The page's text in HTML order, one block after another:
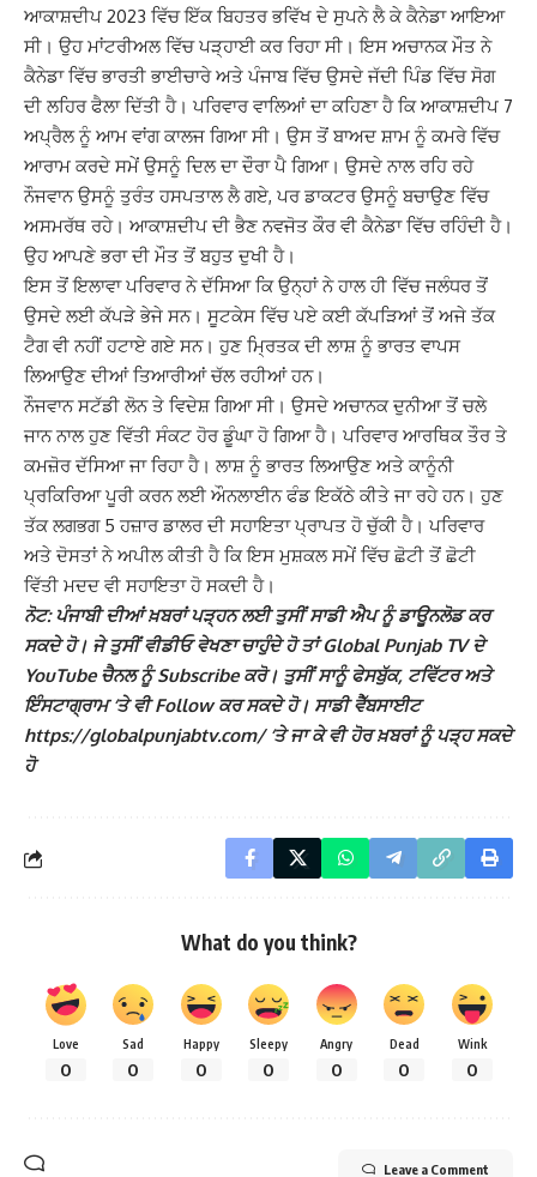
ਆਕਾਸ਼ਦੀਪ 2023 ਵਿੱਚ ਇੱਕ ਬਿਹਤਰ ਭਵਿੱਖ ਦੇ ਸੁਪਨੇ ਲੈ ਕੇ ਕੈਨੇਡਾ ਆਇਆ
ਸੀ। ਉਹ ਮਾਂਟਰੀਅਲ ਵਿੱਚ ਪੜ੍ਹਾਈ ਕਰ ਰਿਹਾ ਸੀ। ਇਸ ਅਚਾਨਕ ਮੌਤ ਨੇ
ਕੈਨੇਡਾ ਵਿੱਚ ਭਾਰਤੀ ਭਾਈਚਾਰੇ ਅਤੇ ਪੰਜਾਬ ਵਿੱਚ ਉਸਦੇ ਜੱਦੀ ਪਿੰਡ ਵਿੱਚ ਸੋਗ
ਦੀ ਲਹਿਰ ਫੈਲਾ ਦਿੱਤੀ ਹੈ। ਪਰਿਵਾਰ ਵਾਲਿਆਂ ਦਾ ਕਹਿਣਾ ਹੈ ਕਿ ਆਕਾਸ਼ਦੀਪ 7
ਅਪ੍ਰੈਲ ਨੂੰ ਆਮ ਵਾਂਗ ਕਾਲਜ ਗਿਆ ਸੀ। ਉਸ ਤੋਂ ਬਾਅਦ ਸ਼ਾਮ ਨੂੰ ਕਮਰੇ ਵਿੱਚ
ਆਰਾਮ ਕਰਦੇ ਸਮੇਂ ਉਸਨੂੰ ਦਿਲ ਦਾ ਦੌਰਾ ਪੈ ਗਿਆ। ਉਸਦੇ ਨਾਲ ਰਹਿ ਰਹੇ
ਨੌਜਵਾਨ ਉਸਨੂੰ ਤੁਰੰਤ ਹਸਪਤਾਲ ਲੈ ਗਏ, ਪਰ ਡਾਕਟਰ ਉਸਨੂੰ ਬਚਾਉਣ ਵਿੱਚ
ਅਸਮਰੱਥ ਰਹੇ। ਆਕਾਸ਼ਦੀਪ ਦੀ ਭੈਣ ਨਵਜੋਤ ਕੌਰ ਵੀ ਕੈਨੇਡਾ ਵਿੱਚ ਰਹਿੰਦੀ ਹੈ।
ਉਹ ਆਪਣੇ ਭਰਾ ਦੀ ਮੌਤ ਤੋਂ ਬਹੁਤ ਦੁਖੀ ਹੈ।
ਇਸ ਤੋਂ ਇਲਾਵਾ ਪਰਿਵਾਰ ਨੇ ਦੱਸਿਆ ਕਿ ਉਨ੍ਹਾਂ ਨੇ ਹਾਲ ਹੀ ਵਿੱਚ ਜਲੰਧਰ ਤੋਂ
ਉਸਦੇ ਲਈ ਕੱਪੜੇ ਭੇਜੇ ਸਨ। ਸੂਟਕੇਸ ਵਿੱਚ ਪਏ ਕਈ ਕੱਪੜਿਆਂ ਤੋਂ ਅਜੇ ਤੱਕ
ਟੈਗ ਵੀ ਨਹੀਂ ਹਟਾਏ ਗਏ ਸਨ। ਹੁਣ ਮ੍ਰਿਤਕ ਦੀ ਲਾਸ਼ ਨੂੰ ਭਾਰਤ ਵਾਪਸ
ਲਿਆਉਣ ਦੀਆਂ ਤਿਆਰੀਆਂ ਚੱਲ ਰਹੀਆਂ ਹਨ।
ਨੌਜਵਾਨ ਸਟੱਡੀ ਲੋਨ ਤੇ ਵਿਦੇਸ਼ ਗਿਆ ਸੀ। ਉਸਦੇ ਅਚਾਨਕ ਦੁਨੀਆ ਤੋਂ ਚਲੇ
ਜਾਨ ਨਾਲ ਹੁਣ ਵਿੱਤੀ ਸੰਕਟ ਹੋਰ ਡੂੰਘਾ ਹੋ ਗਿਆ ਹੈ। ਪਰਿਵਾਰ ਆਰਥਿਕ ਤੌਰ ਤੇ
ਕਮਜ਼ੋਰ ਦੱਸਿਆ ਜਾ ਰਿਹਾ ਹੈ। ਲਾਸ਼ ਨੂੰ ਭਾਰਤ ਲਿਆਉਣ ਅਤੇ ਕਾਨੂੰਨੀ
ਪ੍ਰਕਿਰਿਆ ਪੂਰੀ ਕਰਨ ਲਈ ਔਨਲਾਈਨ ਫੰਡ ਇਕੱਠੇ ਕੀਤੇ ਜਾ ਰਹੇ ਹਨ। ਹੁਣ
ਤੱਕ ਲਗਭਗ 5 ਹਜ਼ਾਰ ਡਾਲਰ ਦੀ ਸਹਾਇਤਾ ਪ੍ਰਾਪਤ ਹੋ ਚੁੱਕੀ ਹੈ। ਪਰਿਵਾਰ
ਅਤੇ ਦੋਸਤਾਂ ਨੇ ਅਪੀਲ ਕੀਤੀ ਹੈ ਕਿ ਇਸ ਮੁਸ਼ਕਲ ਸਮੇਂ ਵਿੱਚ ਛੋਟੀ ਤੋਂ ਛੋਟੀ
ਵਿੱਤੀ ਮਦਦ ਵੀ ਸਹਾਇਤਾ ਹੋ ਸਕਦੀ ਹੈ।
ਨੋਟ: ਪੰਜਾਬੀ ਦੀਆਂ ਖ਼ਬਰਾਂ ਪੜ੍ਹਨ ਲਈ ਤੁਸੀਂ ਸਾਡੀ ਐਪ ਨੂੰ ਡਾਊਨਲੋਡ ਕਰ
ਸਕਦੇ ਹੋ। ਜੇ ਤੁਸੀਂ ਵੀਡੀਓ ਵੇਖਣਾ ਚਾਹੁੰਦੇ ਹੋ ਤਾਂ Global Punjab TV ਦੇ
YouTube ਚੈਨਲ ਨੂੰ Subscribe ਕਰੋ। ਤੁਸੀਂ ਸਾਨੂੰ ਫੇਸਬੁੱਕ, ਟਵਿੱਟਰ ਅਤੇ
ਇੰਸਟਾਗ੍ਰਾਮ ‘ਤੇ ਵੀ Follow ਕਰ ਸਕਦੇ ਹੋ। ਸਾਡੀ ਵੈੱਬਸਾਈਟ
https://globalpunjabtv.com/ ‘ਤੇ ਜਾ ਕੇ ਵੀ ਹੋਰ ਖ਼ਬਰਾਂ ਨੂੰ ਪੜ੍ਹ ਸਕਦੇ
ਹੋ
What do you think?
Love
0
Sad
0
Happy
0
Sleepy
0
Angry
0
Dead
0
Wink
0
Leave a Comment